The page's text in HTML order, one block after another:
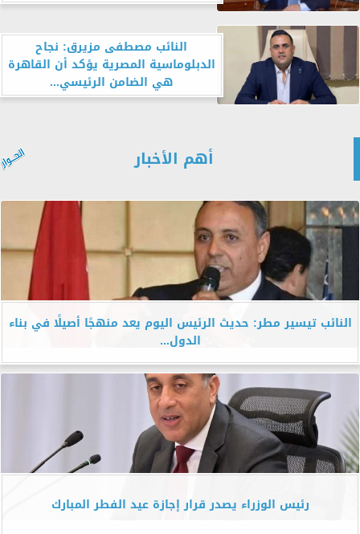
النائب مصطفى مزيرق: نجاح
الدبلوماسية المصرية يؤكد أن القاهرة
هي الضامن الرئيسي...
أهم الأخبار
النائب تيسير مطر: حديث الرئيس اليوم يعد منهجًا أصيلًا في بناء
الدول...
رئيس الوزراء يصدر قرار إجازة عيد الفطر المبارك